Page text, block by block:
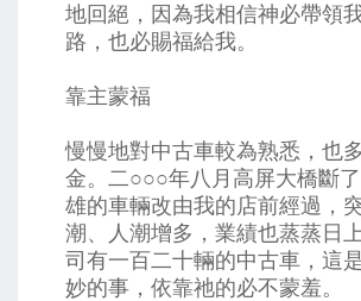
地回絕，因為我相信神必帶領
路，也必賜福給我。
靠主蒙福
慢慢地對中古車較為熟悉，也
金。二○○○年八月高屏大橋斷
雄的車輛改由我的店前經過，
潮、人潮增多，業績也蒸蒸日
司有一百二十輛的中古車，這
妙的事，依靠祂的必不蒙羞。